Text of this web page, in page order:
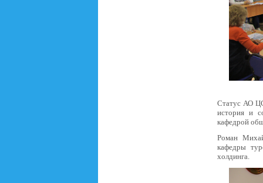
Статус АО
история и
кафедрой
Роман
кафедры
холдинга.